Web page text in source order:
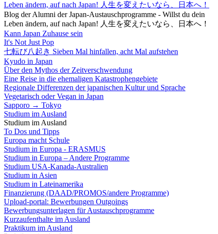
Leben ändern, auf nach Japan! 人生を変えたいなら、日本へ！
Blog der Alumni der Japan-Austauschprogramme - Willst du dein
Leben ändern, auf nach Japan! 人生を変えたいなら、日本へ！
Kann Japan Zuhause sein
It's Not Just Pop
七転び八起き Sieben Mal hinfallen, acht Mal aufstehen
Kyudo in Japan
Über den Mythos der Zeitverschwendung
Eine Reise in die ehemaligen Katastrophengebiete
Regionale Differenzen der japanischen Kultur und Sprache
Vegetarisch oder Vegan in Japan
Sapporo → Tokyo
Studium im Ausland
Studium im Ausland
To Dos und Tipps
Europa macht Schule
Studium in Europa - ERASMUS
Studium in Europa – Andere Programme
Studium USA-Kanada-Australien
Studium in Asien
Studium in Lateinamerika
Finanzierung (DAAD/PROMOS/andere Programme)
Upload-portal: Bewerbungen Outgoings
Bewerbungsunterlagen für Austauschprogramme
Kurzaufenthalte im Ausland
Praktikum im Ausland